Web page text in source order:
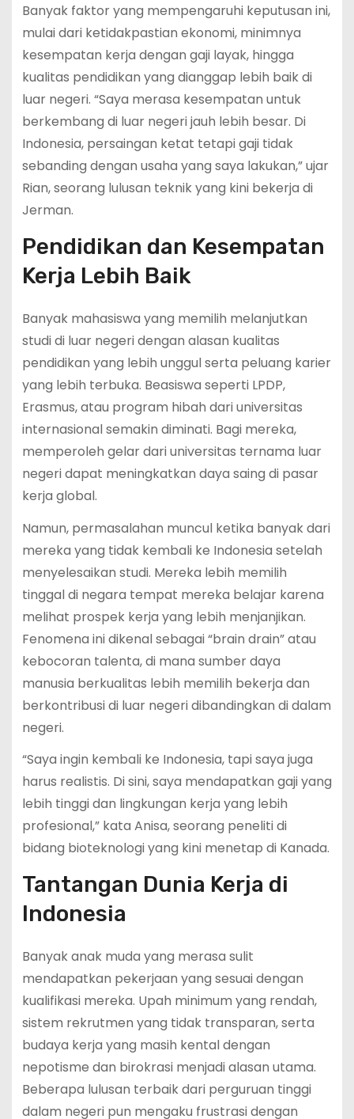
Banyak faktor yang mempengaruhi keputusan ini,
mulai dari ketidakpastian ekonomi, minimnya
kesempatan kerja dengan gaji layak, hingga
kualitas pendidikan yang dianggap lebih baik di
luar negeri. “Saya merasa kesempatan untuk
berkembang di luar negeri jauh lebih besar. Di
Indonesia, persaingan ketat tetapi gaji tidak
sebanding dengan usaha yang saya lakukan,” ujar
Rian, seorang lulusan teknik yang kini bekerja di
Jerman.
Pendidikan dan Kesempatan
Kerja Lebih Baik
Banyak mahasiswa yang memilih melanjutkan
studi di luar negeri dengan alasan kualitas
pendidikan yang lebih unggul serta peluang karier
yang lebih terbuka. Beasiswa seperti LPDP,
Erasmus, atau program hibah dari universitas
internasional semakin diminati. Bagi mereka,
memperoleh gelar dari universitas ternama luar
negeri dapat meningkatkan daya saing di pasar
kerja global.
Namun, permasalahan muncul ketika banyak dari
mereka yang tidak kembali ke Indonesia setelah
menyelesaikan studi. Mereka lebih memilih
tinggal di negara tempat mereka belajar karena
melihat prospek kerja yang lebih menjanjikan.
Fenomena ini dikenal sebagai “brain drain” atau
kebocoran talenta, di mana sumber daya
manusia berkualitas lebih memilih bekerja dan
berkontribusi di luar negeri dibandingkan di dalam
negeri.
“Saya ingin kembali ke Indonesia, tapi saya juga
harus realistis. Di sini, saya mendapatkan gaji yang
lebih tinggi dan lingkungan kerja yang lebih
profesional,” kata Anisa, seorang peneliti di
bidang bioteknologi yang kini menetap di Kanada.
Tantangan Dunia Kerja di
Indonesia
Banyak anak muda yang merasa sulit
mendapatkan pekerjaan yang sesuai dengan
kualifikasi mereka. Upah minimum yang rendah,
sistem rekrutmen yang tidak transparan, serta
budaya kerja yang masih kental dengan
nepotisme dan birokrasi menjadi alasan utama.
Beberapa lulusan terbaik dari perguruan tinggi
dalam negeri pun mengaku frustrasi dengan